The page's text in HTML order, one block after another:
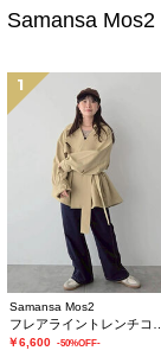
Samansa
1
Samansa Mos2
￥6,600 -50%OFF-